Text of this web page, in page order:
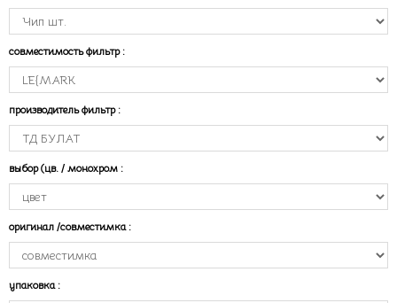
совместимость фильтр :
производитель фильтр :
выбор (цв. / монохром :
оригинал /совместимка :
упаковка :